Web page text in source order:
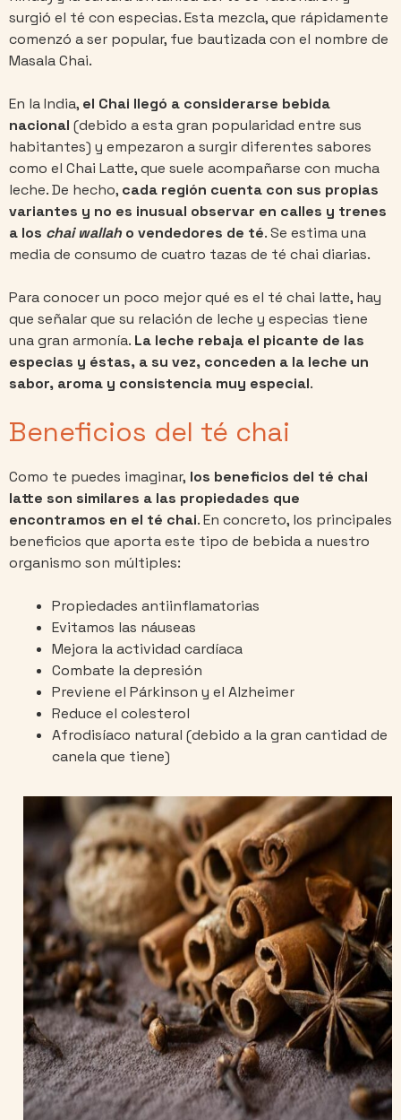
surgió el té con especias. Esta mezcla, que rápidamente
comenzó a ser popular, fue bautizada con el nombre de
Masala Chai.
En la India, el Chai llegó a considerarse bebida
nacional (debido a esta gran popularidad entre sus
habitantes) y empezaron a surgir diferentes sabores
como el Chai Latte, que suele acompañarse con mucha
leche. De hecho, cada región cuenta con sus propias
variantes y no es inusual observar en calles y trenes
a los chai wallah o vendedores de té. Se estima una
media de consumo de cuatro tazas de té chai diarias.
Para conocer un poco mejor qué es el té chai latte, hay
que señalar que su relación de leche y especias tiene
una gran armonía. La leche rebaja el picante de las
especias y éstas, a su vez, conceden a la leche un
sabor, aroma y consistencia muy especial.
Beneficios del té chai
Como te puedes imaginar, los beneficios del té chai
latte son similares a las propiedades que
encontramos en el té chai. En concreto, los principales
beneficios que aporta este tipo de bebida a nuestro
organismo son múltiples:
Propiedades antiinflamatorias
Evitamos las náuseas
Mejora la actividad cardíaca
Combate la depresión
Previene el Párkinson y el Alzheimer
Reduce el colesterol
Afrodisíaco natural (debido a la gran cantidad de
canela que tiene)